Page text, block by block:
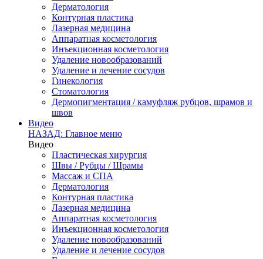
Дерматология
Контурная пластика
Лазерная медицина
Аппаратная косметология
Инъекционная косметология
Удаление новообразований
Удаление и лечение сосудов
Гинекология
Стоматология
Дермопигментация / камуфляж рубцов, шрамов и
швов
Видео
НАЗАД: Главное меню
Видео
Пластическая хирургия
Швы / Рубцы / Шрамы
Массаж и СПА
Дерматология
Контурная пластика
Лазерная медицина
Аппаратная косметология
Инъекционная косметология
Удаление новообразований
Удаление и лечение сосудов